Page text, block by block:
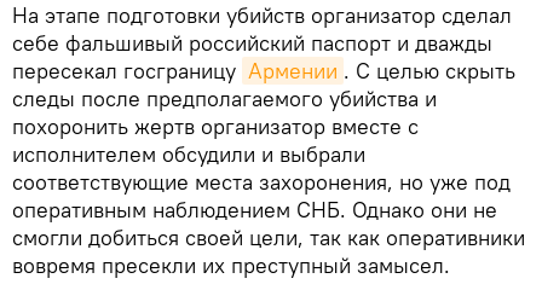
На этапе подготовки убийств организатор сделал
себе фальшивый российский паспорт и дважды
пересекал госграницу Армении . С целью скрыть
следы после предполагаемого убийства и
похоронить жертв организатор вместе с
исполнителем обсудили и выбрали
соответствующие места захоронения, но уже под
оперативным наблюдением СНБ. Однако они не
смогли добиться своей цели, так как оперативники
вовремя пресекли их преступный замысел.